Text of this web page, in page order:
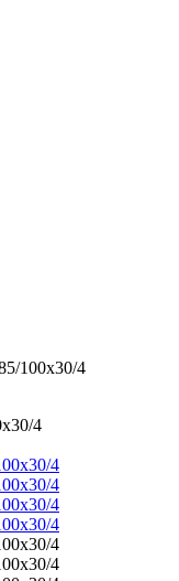
100х30/4
4